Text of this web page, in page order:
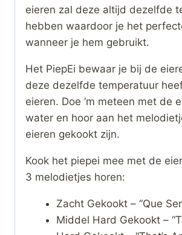
eieren zal deze altijd dezelfde
hebben waardoor je het
wanneer je hem gebruikt.
Het PiepEi bewaar je bij de
deze dezelfde temperatuur
eieren. Doe ‘m meteen met de
water en hoor aan het
eieren gekookt zijn.
Kook het piepei mee met de
3 melodietjes horen:
Zacht Gekookt – “Que
Middel Hard Gekookt –